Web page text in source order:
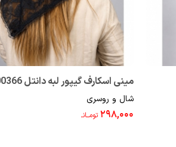
مینی اسکارف گیپور لبه دانتل 34700366
شال و روسری
۲۹۸,۰۰۰ تومــانـ